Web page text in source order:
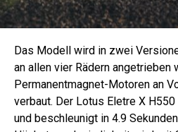
Das Modell wird in zwei
an allen vier Rädern angetrieben
Permanentmagnet-Motoren an
verbaut. Der Lotus Eletre X
und beschleunigt in 4.9